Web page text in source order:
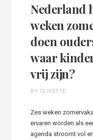
Nederland
weken
doen
waar
vrij zijn?
BY OLIVETTE
Zes weken
ervaren worden als
agenda stroomt vol